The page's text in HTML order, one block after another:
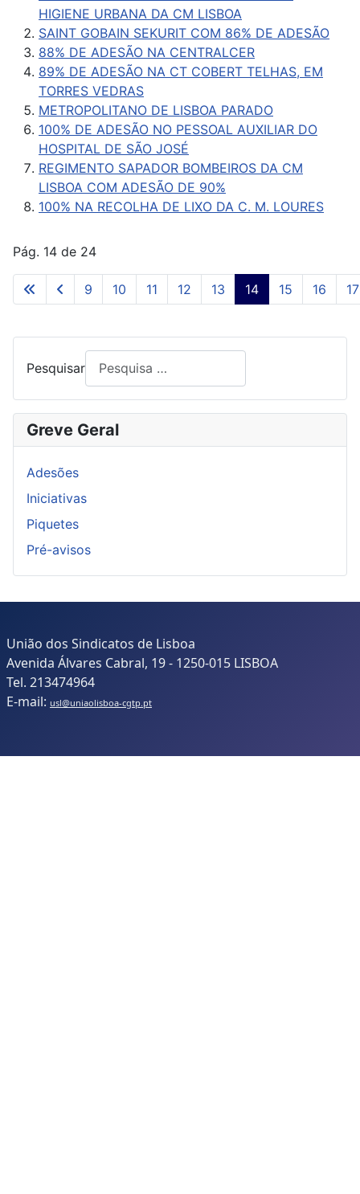
HIGIENE URBANA DA CM LISBOA
SAINT GOBAIN SEKURIT COM 86% DE ADESÃO
88% DE ADESÃO NA CENTRALCER
89% DE ADESÃO NA CT COBERT TELHAS, EM
TORRES VEDRAS
METROPOLITANO DE LISBOA PARADO
100% DE ADESÃO NO PESSOAL AUXILIAR DO
HOSPITAL DE SÃO JOSÉ
REGIMENTO SAPADOR BOMBEIROS DA CM
LISBOA COM ADESÃO DE 90%
100% NA RECOLHA DE LIXO DA C. M. LOURES
Pág. 14 de 24
9 10 11 12 13 14 15 16 17
Pesquisar
Greve Geral
Adesões
Iniciativas
Piquetes
Pré-avisos
União dos Sindicatos de Lisboa
Avenida Álvares Cabral, 19 - 1250-015 LISBOA
Tel. 213474964
E-mail: usl@uniaolisboa-cgtp.pt